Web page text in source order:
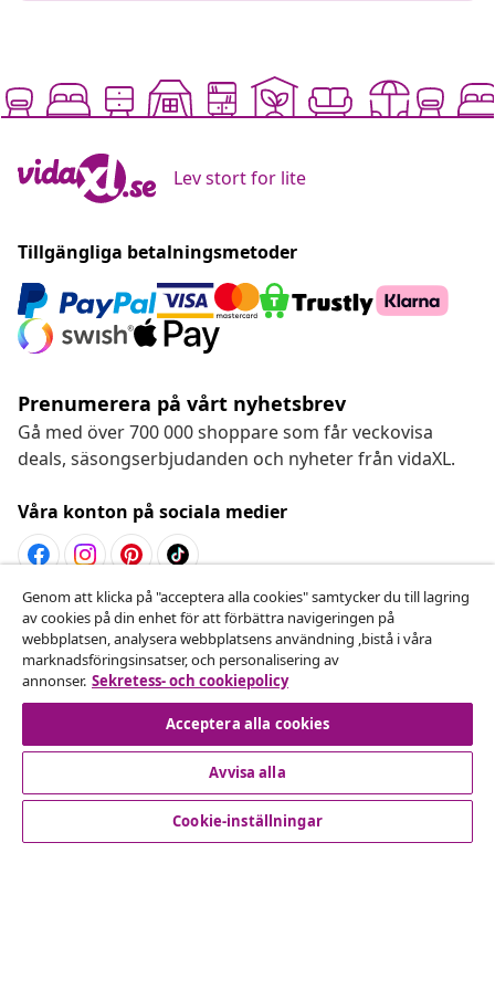
Lev stort for lite
Tillgängliga betalningsmetoder
Prenumerera på vårt nyhetsbrev
Gå med över 700 000 shoppare som får veckovisa
deals, säsongserbjudanden och nyheter från vidaXL.
Våra konton på sociala medier
Avbryta avtalet
Skicka in en begäran om uttag för din beställning.
Avbryta avtalet
Kundservice
Genom att klicka på "acceptera alla cookies" samtycker du till lagring
av cookies på din enhet för att förbättra navigeringen på
webbplatsen, analysera webbplatsens användning ,bistå i våra
marknadsföringsinsatser, och personalisering av
annonser. Sekretess- och cookiepolicy
Acceptera alla cookies
Avvisa alla
Cookie-inställningar